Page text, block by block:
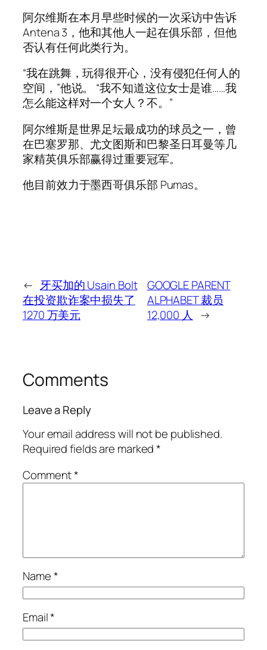
阿尔维斯在本月早些时候的一次采访中告诉
Antena 3，他和其他人一起在俱乐部，但他
否认有任何此类行为。
“我在跳舞，玩得很开心，没有侵犯任何人的
空间，”他说。 “我不知道这位女士是谁……我
怎么能这样对一个女人？不。”
阿尔维斯是世界足坛最成功的球员之一，曾
在巴塞罗那、尤文图斯和巴黎圣日耳曼等几
家精英俱乐部赢得过重要冠军。
他目前效力于墨西哥俱乐部 Pumas。
← 牙买加的 Usain Bolt
在投资欺诈案中损失了
1270 万美元
GOOGLE PARENT
ALPHABET 裁员
12,000 人
→
Comments
Leave a Reply
Your email address will not be published.
Required fields are marked*
Comment*
Name*
Email*